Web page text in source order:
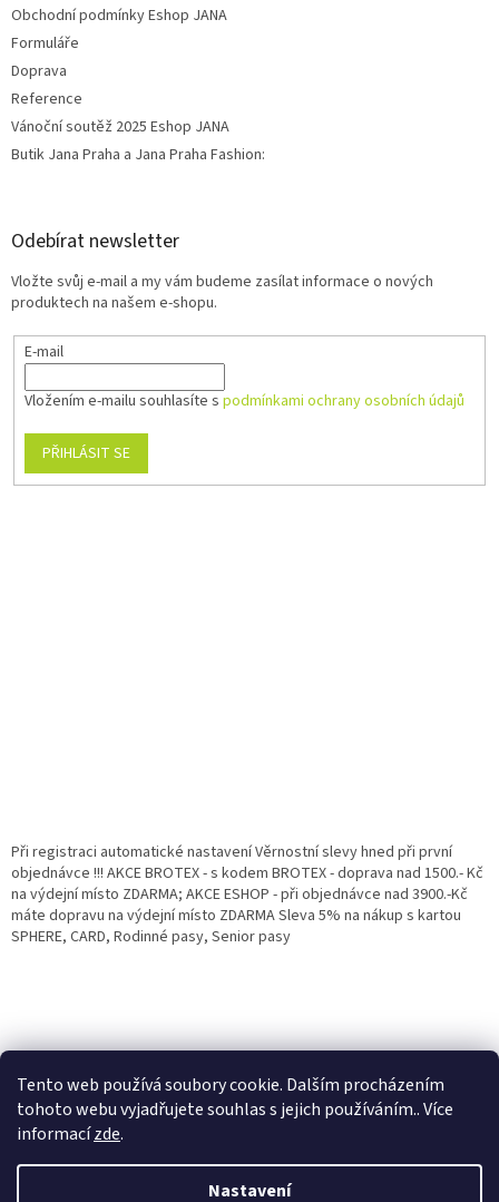
Tento web používá soubory cookie. Dalším procházením
tohoto webu vyjadřujete souhlas s jejich používáním.. Více
informacízde.
Nastavení
nastavená Věrnostní sleva 3% - 10% na Všechny Vaše další nákupy. Čím
Obchodní podmínky Eshop JANA
Formuláře
Doprava
Reference
Vánoční soutěž 2025 Eshop JANA
Butik Jana Praha a Jana Praha Fashion:
Odebírat newsletter
Vložte svůj e-mail a my vám budeme zasílat informace o nových
produktech na našem e-shopu.
E-mail
Vložením e-mailu souhlasíte s podmínkami ochrany osobních údajů
PŘIHLÁSIT SE
Při registraci automatické nastavení Věrnostní slevy hned při první
objednávce !!! AKCE BROTEX - s kodem BROTEX - doprava nad 1500.- Kč
na výdejní místo ZDARMA; AKCE ESHOP - při objednávce nad 3900.-Kč
máte dopravu na výdejní místo ZDARMA Sleva 5% na nákup s kartou
SPHERE, CARD, Rodinné pasy, Senior pasy